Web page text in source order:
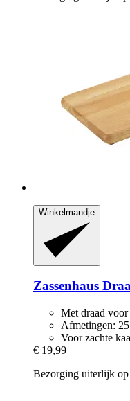
Winkelmandje
Zassenhaus
Met draad
Afmetingen:
Voor zachte
€ 19,99
Bezorging uiterlijk op